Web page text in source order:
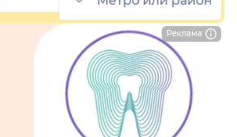
Реклама